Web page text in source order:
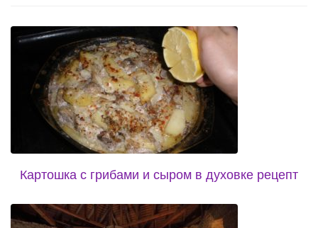
Картошка с грибами и сыром в духовке рецепт